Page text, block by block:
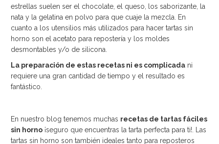
estrellas suelen ser el chocolate, el queso, los saborizante, la
nata y la gelatina en polvo para que cuaje la mezcla. En
cuanto a los utensilios más utilizados para hacer tartas sin
horno son el acetato para repostería y los moldes
desmontables y/o de silicona.
La preparación de estas recetas ni es complicada ni
requiere una gran cantidad de tiempo y el resultado es
fantástico.
En nuestro blog tenemos muchas recetas de tartas fáciles
sin horno ¡seguro que encuentras la tarta perfecta para ti!. Las
tartas sin horno son también ideales tanto para reposteros